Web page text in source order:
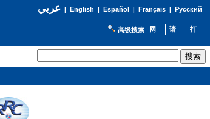
عربي| English | Español | Français| Русский
高级搜索